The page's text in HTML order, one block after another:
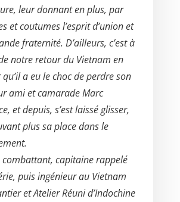
leur donnant en plus, par
et coutumes l’esprit d’union et
fraternité. D’ailleurs, c’est à
notre retour du Vietnam en
a eu le choc de perdre son
ami et camarade Marc
et depuis, s’est laissé glisser,
plus sa place dans le
combattant, capitaine rappelé
puis ingénieur au Vietnam
et Atelier Réuni d’Indochine